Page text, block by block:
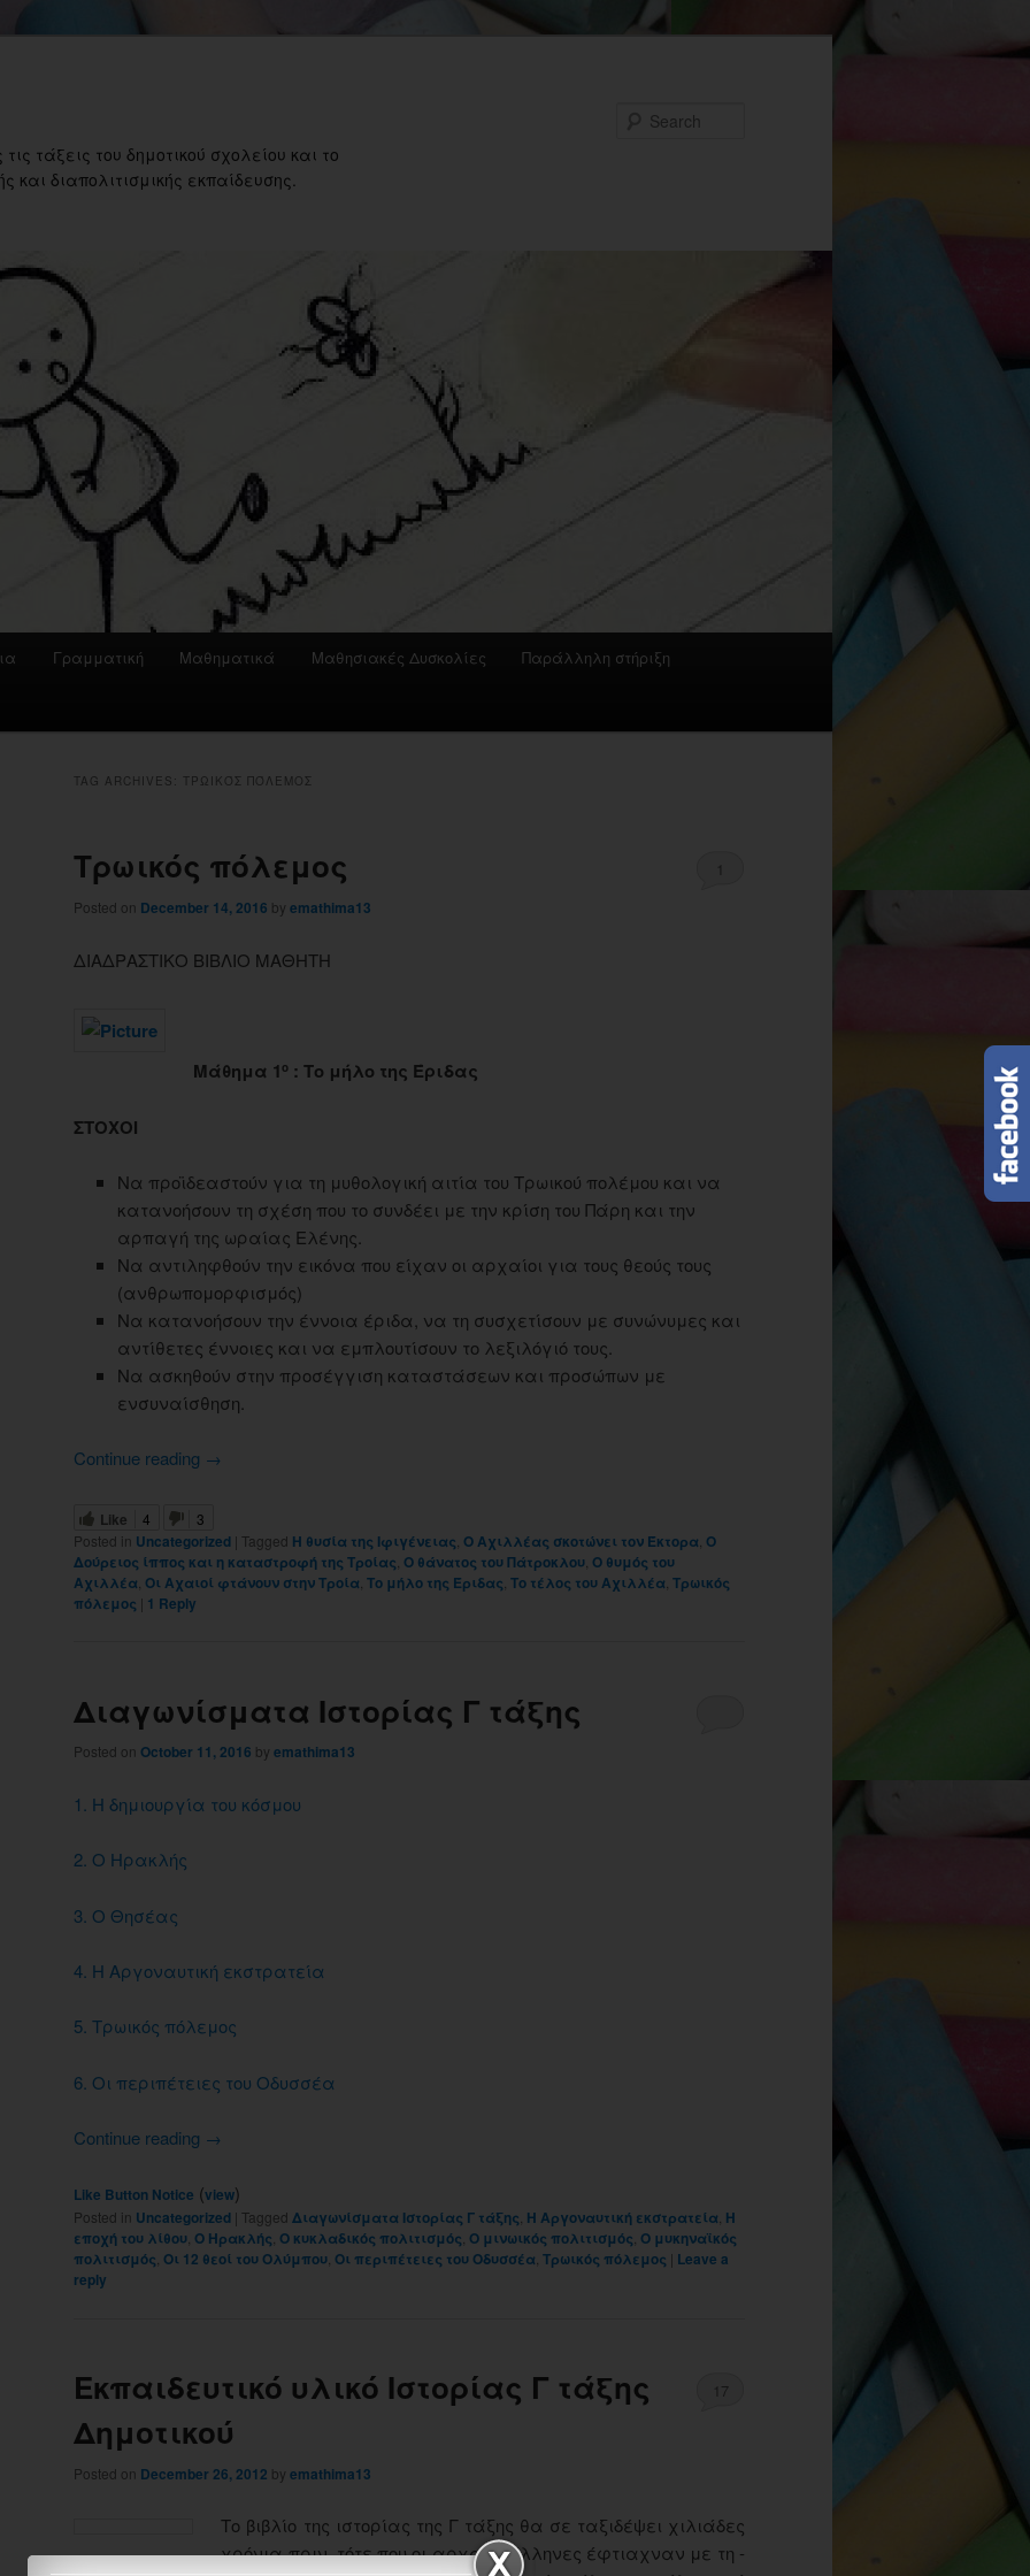
τάξεις του δημοτικού σχολείου και το
διαπολιτισμικής εκπαίδευσης.
Γραμματική Μαθηματικά Μαθησιακές Δυσκολίες Παράλληλη στήριξη
TAG ARCHIVES: ΤΡΩΙΚΌΣ ΠΌΛΕΜΟΣ
Τρωικός πόλεμος
Posted on December 14, 2016 by emathima13
1
ΔΙΑΔΡΑΣΤΙΚΟ ΒΙΒΛΙΟ ΜΑΘΗΤΗ
Μάθημα 1ο : Το μήλο της Έριδας
ΣΤΟΧΟΙ
Να προϊδεαστούν για τη μυθολογική αιτία του Τρωικού πολέμου και να
κατανοήσουν τη σχέση που το συνδέει με την κρίση του Πάρη και την
αρπαγή της ωραίας Ελένης.
Να αντιληφθούν την εικόνα που είχαν οι αρχαίοι για τους θεούς τους
(ανθρωπομορφισμός)
Να κατανοήσουν την έννοια έριδα, να τη συσχετίσουν με συνώνυμες και
αντίθετες έννοιες και να εμπλουτίσουν το λεξιλόγιό τους.
Να ασκηθούν στην προσέγγιση καταστάσεων και προσώπων με
ενσυναίσθηση.
Continue reading →
Like 4
3
Posted in Uncategorized | Tagged Η θυσία της Ιφιγένειας Ο Αχιλλέας σκοτώνει τον Έκτορα Ο
Δούρειος ίππος και η καταστροφή της Τροίας Ο θάνατος του Πάτροκλου Ο θυμός του
Αχιλλέα Οι Αχαιοί φτάνουν στην Τροία Το μήλο της Έριδας Το τέλος του Αχιλλέα Τρωικός
πόλεμος | 1 Reply
Διαγωνίσματα Ιστορίας Γ τάξης
Posted on October 11, 2016 by emathima13
1. Η δημιουργία του κόσμου
2. Ο Ηρακλής
3. Ο Θησέας
4. Η Αργοναυτική εκστρατεία
5. Τρωικός πόλεμος
6. Οι περιπέτειες του Οδυσσέα
Continue reading →
Like Button Notice (view)
Posted in Uncategorized | Tagged Διαγωνίσματα Ιστορίας Γ τάξης Η Αργοναυτική εκστρατεία Η
εποχή του λίθου Ο Ηρακλής Ο κυκλαδικός πολιτισμός Ο μινωικός πολιτισμός Ο μυκηναϊκός
πολιτισμός Οι 12 θεοί του Ολύμπου Οι περιπέτειες του Οδυσσέα Τρωικός πόλεμος | Leave a
reply
Εκπαιδευτικό υλικό Ιστορίας Γ τάξης
Δημοτικού
Posted on December 26, 2012 by emathima13
17
Το βιβλίο της ιστορίας της Γ τάξης θα σε ταξιδέψει χιλιάδες
χρόνια πριν, τότε που οι αρχαίοι Έλληνες έφτιαχναν με τη ­